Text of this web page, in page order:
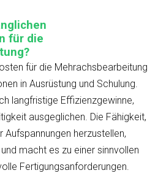
für die
für die Mehrachsbearbeitung
in Ausrüstung und Schulung.
langfristige Effizienzgewinne,
ausgeglichen. Die Fähigkeit,
herzustellen,
macht es zu einer sinnvollen
Fertigungsanforderungen.